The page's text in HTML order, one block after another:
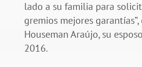
lado a su familia para
gremios mejores
Houseman Araújo, su
2016.